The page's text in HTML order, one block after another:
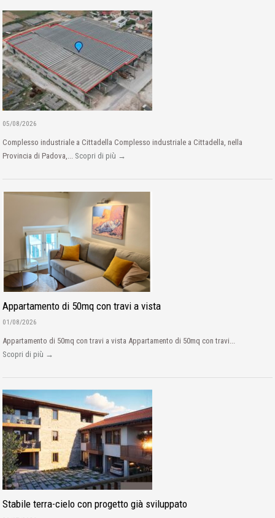
05/08/2026
Complesso industriale a Cittadella Complesso industriale a Cittadella, nella
Provincia di Padova,... Scopri di più →
Appartamento di 50mq con travi a vista
01/08/2026
Appartamento di 50mq con travi a vista Appartamento di 50mq con travi...
Scopri di più →
Stabile terra-cielo con progetto già sviluppato